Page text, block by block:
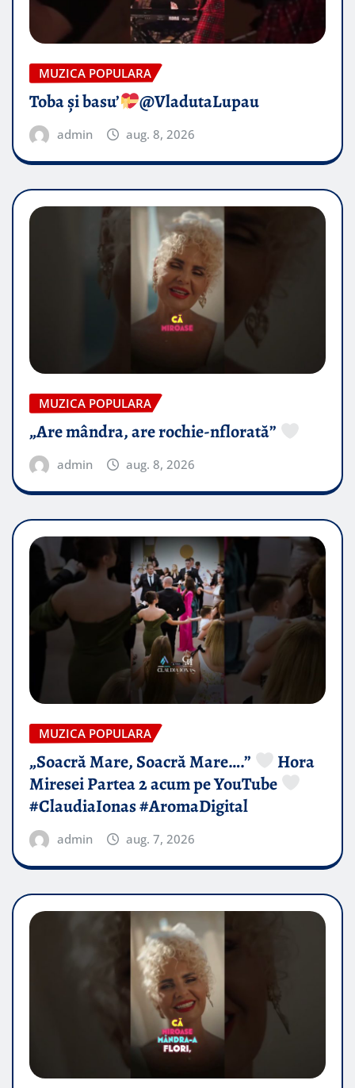
MUZICA POPULARA
Toba și basu’ @VladutaLupau
admin aug. 8, 2026
MUZICA POPULARA
„Are mândra, are rochie-nflorată”
admin aug. 8, 2026
MUZICA POPULARA
„Soacră Mare, Soacră Mare….”
Hora
Miresei Partea 2 acum pe YouTube
#ClaudiaIonas #AromaDigital
admin aug. 7, 2026